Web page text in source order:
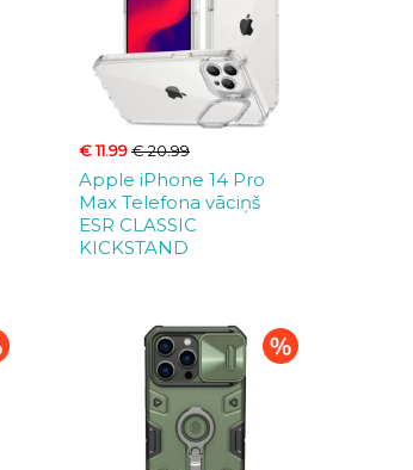
€ 11.99€ 20.99
Apple iPhone 14 Pro
Max Telefona vāciņš
ESR CLASSIC
KICKSTAND